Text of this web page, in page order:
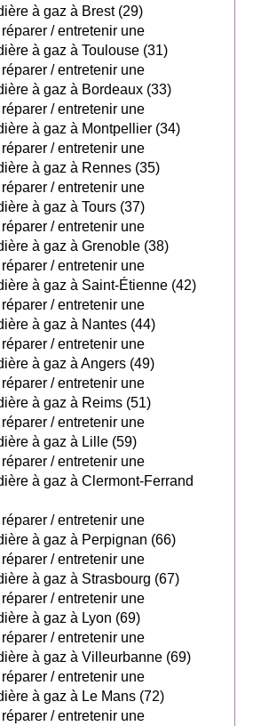
à gaz à Brest (29)
/ entretenir une
à gaz à Toulouse (31)
/ entretenir une
à gaz à Bordeaux (33)
/ entretenir une
à gaz à Montpellier (34)
/ entretenir une
à gaz à Rennes (35)
/ entretenir une
à gaz à Tours (37)
/ entretenir une
à gaz à Grenoble (38)
/ entretenir une
à gaz à Saint-Étienne (42)
/ entretenir une
à gaz à Nantes (44)
/ entretenir une
à gaz à Angers (49)
/ entretenir une
à gaz à Reims (51)
/ entretenir une
à gaz à Lille (59)
/ entretenir une
à gaz à Clermont-Ferrand
/ entretenir une
à gaz à Perpignan (66)
/ entretenir une
à gaz à Strasbourg (67)
/ entretenir une
à gaz à Lyon (69)
/ entretenir une
à gaz à Villeurbanne (69)
/ entretenir une
à gaz à Le Mans (72)
/ entretenir une